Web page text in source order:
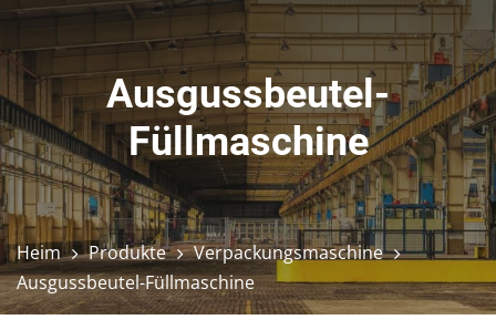
Ausgussbeutel-
Füllmaschine
Heim Produkte
Verpackungsmaschine
Ausgussbeutel-Füllmaschine